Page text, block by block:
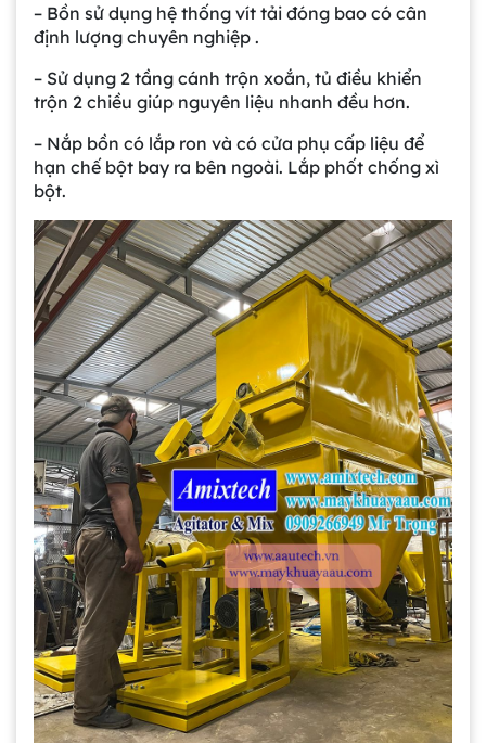
– Bồn sử dụng hệ thống vít tải đóng bao có cân
định lượng chuyên nghiệp .
– Sử dụng 2 tầng cánh trộn xoắn, tủ điều khiển
trộn 2 chiều giúp nguyên liệu nhanh đều hơn.
– Nắp bồn có lắp ron và có cửa phụ cấp liệu để
hạn chế bột bay ra bên ngoài. Lắp phốt chống xì
bột.